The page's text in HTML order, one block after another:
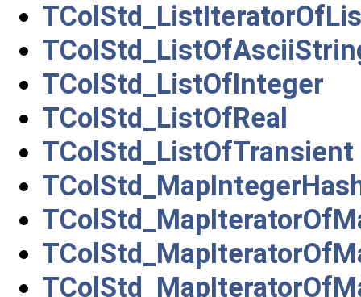
TColStd_ListOfInteger
TColStd_ListOfReal
TColStd_ListOfTransient